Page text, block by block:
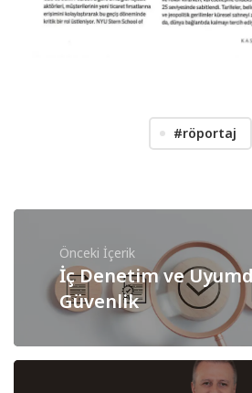
#röportaj
Önceki İçerik
İç Denetim ve
Güvenlik